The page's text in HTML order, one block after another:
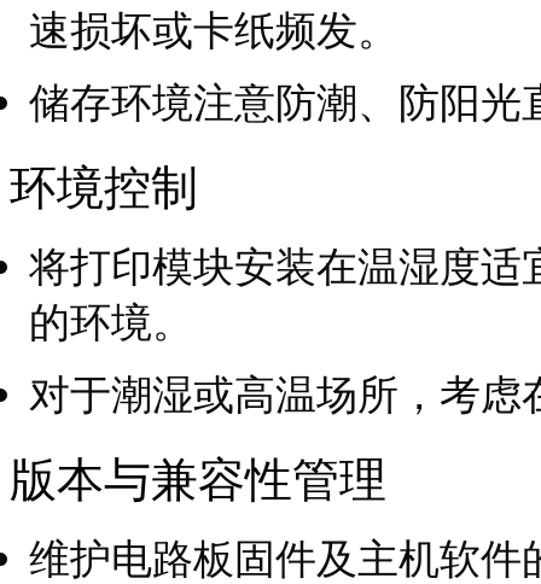
速损坏或卡纸频发。
储存环境注意防潮、防阳
环境控制
将打印模块安装在温湿度
的环境。
对于潮湿或高温场所，考
版本与兼容性管理
维护电路板固件及主机软